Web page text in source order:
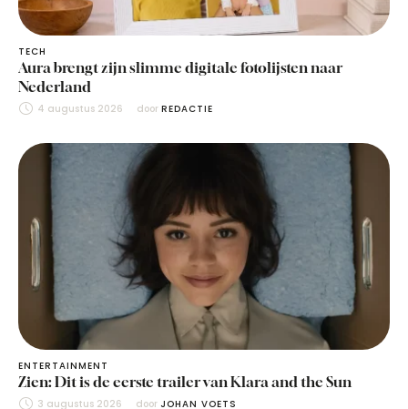
TECH
Aura brengt zijn slimme digitale fotolijsten naar
Nederland
4 augustus 2026 door REDACTIE
ENTERTAINMENT
Zien: Dit is de eerste trailer van Klara and the Sun
3 augustus 2026 door JOHAN VOETS